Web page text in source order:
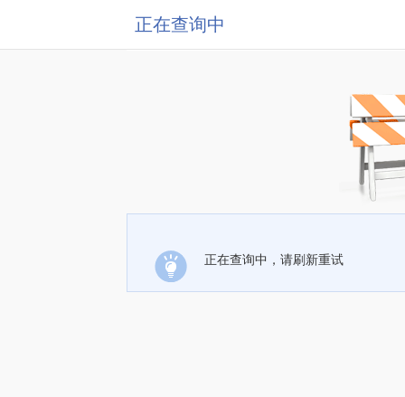
正在查询中
正在查询中，请刷新重试